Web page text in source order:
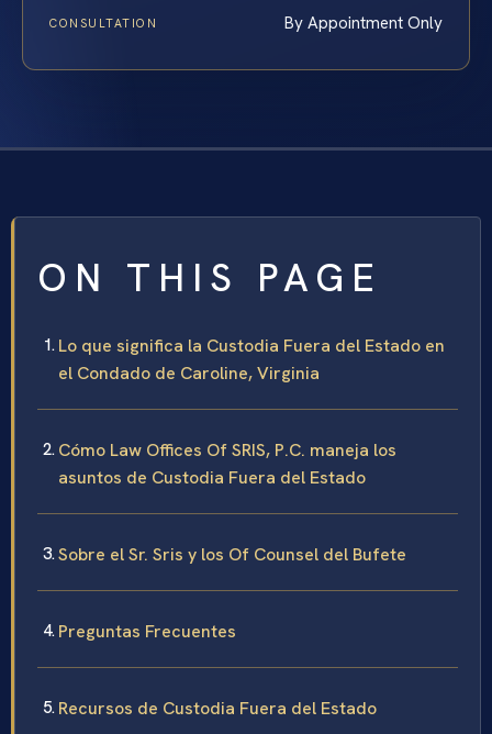
CONSULTATION By Appointment Only
ON THIS PAGE
Lo que significa la Custodia Fuera del Estado en
el Condado de Caroline, Virginia
Cómo Law Offices Of SRIS, P.C. maneja los
asuntos de Custodia Fuera del Estado
Sobre el Sr. Sris y los Of Counsel del Bufete
Preguntas Frecuentes
Recursos de Custodia Fuera del Estado